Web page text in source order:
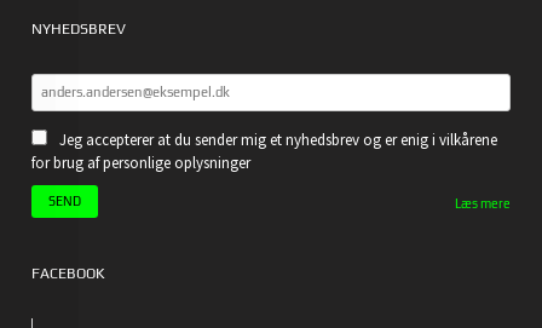
NYHEDSBREV
Jeg accepterer at du sender mig et nyhedsbrev og er enig i vilkårene
for brug af personlige oplysninger
Læs mere
FACEBOOK